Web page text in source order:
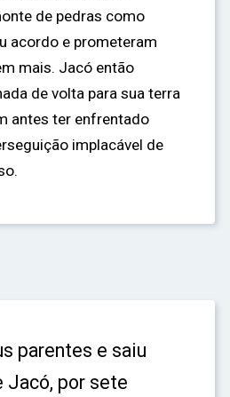
de pedras como
acordo e prometeram
mais. Jacó então
de volta para sua terra
antes ter enfrentado
implacável de
parentes e saiu
Jacó, por sete